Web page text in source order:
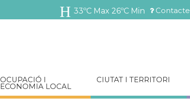
Vés
al
Menú
Contacte
33ºC Max 26ºC Min
OCUPACIÓ I
ECONOMIA LOCAL
CIUTAT I TERRITORI